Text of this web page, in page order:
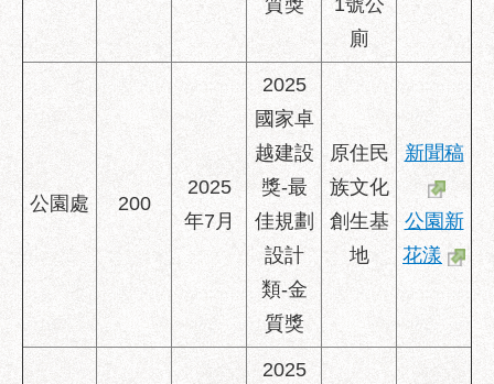
質獎
1號公
廁
公園處 200
2025
年7月
2025
國家卓
越建設
獎-最
佳規劃
設計
類-金
質獎
原住民
族文化
創生基
地
新聞稿
公園新
花漾
2025